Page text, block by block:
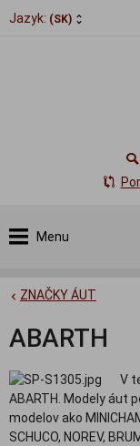
Jazyk: (SK)
Menu
ZNAČKY ÁUT
ABARTH
V
ABARTH. Modely áut
modelov ako
SCHUCO, NOREV,